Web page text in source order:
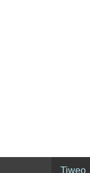
Tiweo